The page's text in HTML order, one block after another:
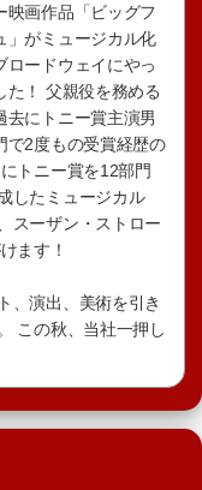
映画作品「ビッグフ
」がミュージカル化
ロードウェイにやっ
た！ 父親役を務める
去にトニー賞主演男
で2度もの受賞経歴の
トニー賞を12部門
したミュージカル
スーザン・ストロー
ます！
、演出、美術を引き
この秋、当社一押し